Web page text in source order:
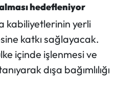
hedefleniyor
kabiliyetlerinin yerli
katkı sağlayacak.
içinde işlenmesi ve
dışa bağımlılığı